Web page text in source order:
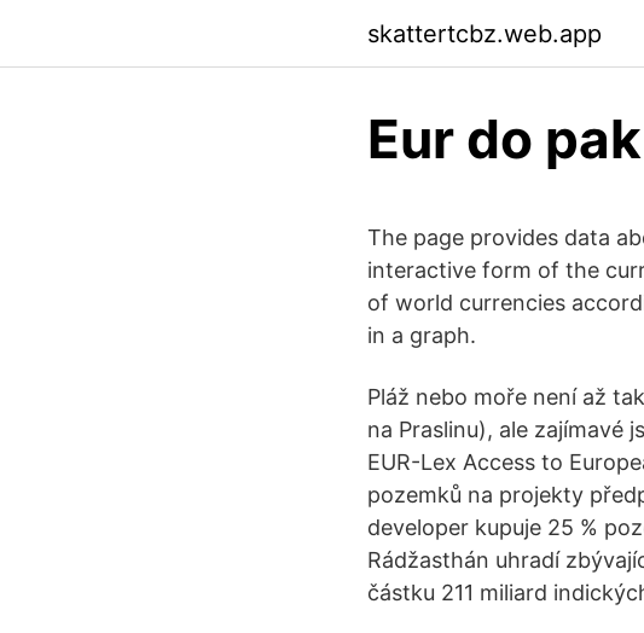
skattertcbz.web.app
Eur do
The page provides data
interactive form of the
of world currencies
in a graph.
Pláž nebo moře není až
na Praslinu), ale zajímavé
EUR-Lex Access to
pozemků na projekty
developer kupuje 25 %
Rádžasthán uhradí
částku 211 miliard